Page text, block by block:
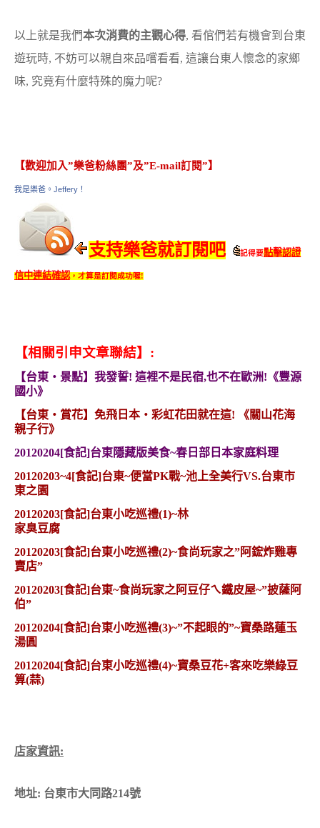
以上就是我們本次消費的主觀心得, 看倌們若有機會到台東
遊玩時, 不妨可以親自來品嚐看看, 這讓台東人懷念的家鄉
味, 究竟有什麼特殊的魔力呢?
【歡迎加入”樂爸粉絲團”及”E-mail訂閱”】
我是樂爸。Jeffery！
支持樂爸就訂閱吧 記得要點擊認證
信中連結確認，才算是訂閱成功喔!
【相關引申文章聯結】:
【台東‧景點】我發誓! 這裡不是民宿,也不在歐洲!《豐源
國小》
【台東‧賞花】免飛日本‧彩虹花田就在這! 《關山花海
親子行》
20120204[食記]台東隱藏版美食~春日部日本家庭料理
20120203~4[食記]台東~便當PK戰~池上全美行VS.台東市
東之園
20120203[食記]台東小吃巡禮(1)~林
家臭豆腐
20120203[食記]台東小吃巡禮(2)~食尚玩家之”阿鋐炸雞專
賣店”
20120203[食記]台東~食尚玩家之阿豆仔ㄟ鐵皮屋~”披薩阿
伯”
20120204[食記]台東小吃巡禮(3)~”不起眼的”~寶桑路蓮玉
湯圓
20120204[食記]台東小吃巡禮(4)~寶桑豆花+客來吃樂綠豆
算(蒜)
店家資訊:
地址: 台東市大同路214號